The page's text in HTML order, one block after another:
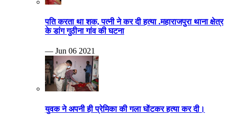
पति करता था शक, पत्नी ने कर दी हत्या .महाराजपुरा थाना क्षेत्र
के डांग गुठीना गांव की घटना
— Jun 06 2021
युवक ने अपनी ही प्रेमिका की गला घोंटकर हत्या कर दी।